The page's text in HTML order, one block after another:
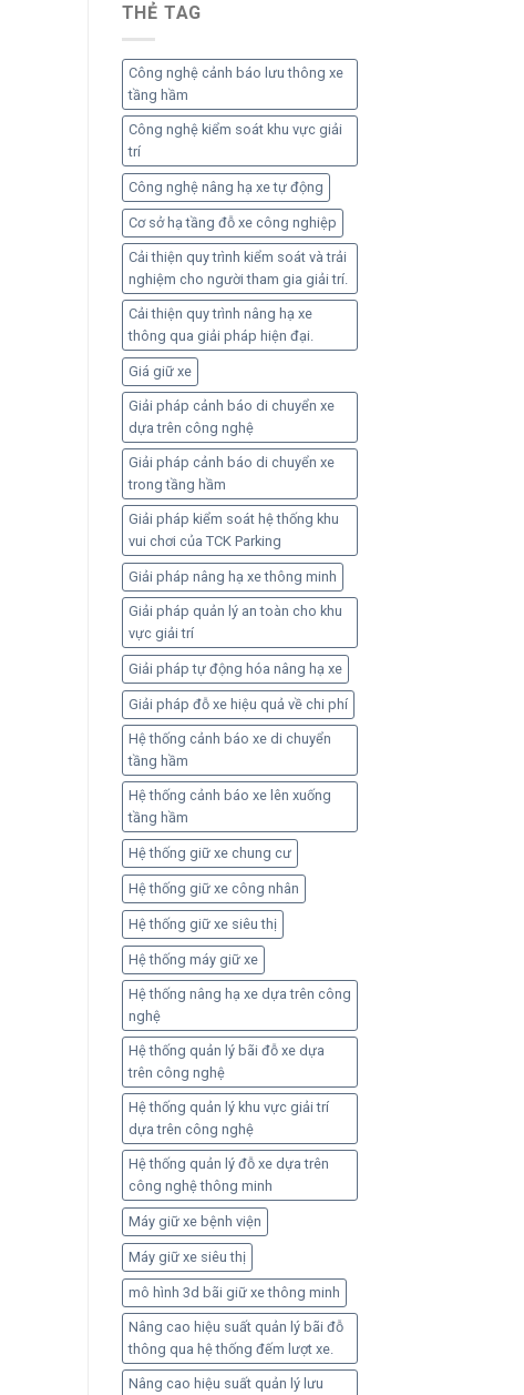
chung
hiệu
quả
toàn
THẺ TAG
Công nghệ cảnh báo lưu thông xe
tầng hầm
Công nghệ kiểm soát khu vực giải
trí
Công nghệ nâng hạ xe tự động
Cơ sở hạ tầng đỗ xe công nghiệp
Cải thiện quy trình kiểm soát và trải
nghiệm cho người tham gia giải trí.
Cải thiện quy trình nâng hạ xe
thông qua giải pháp hiện đại.
Giá giữ xe
Giải pháp cảnh báo di chuyển xe
dựa trên công nghệ
Giải pháp cảnh báo di chuyển xe
trong tầng hầm
Giải pháp kiểm soát hệ thống khu
vui chơi của TCK Parking
Giải pháp nâng hạ xe thông minh
Giải pháp quản lý an toàn cho khu
vực giải trí
Giải pháp tự động hóa nâng hạ xe
Giải pháp đỗ xe hiệu quả về chi phí
Hệ thống cảnh báo xe di chuyển
tầng hầm
Hệ thống cảnh báo xe lên xuống
tầng hầm
Hệ thống giữ xe chung cư
Hệ thống giữ xe công nhân
Hệ thống giữ xe siêu thị
Hệ thống máy giữ xe
Hệ thống nâng hạ xe dựa trên công
nghệ
Hệ thống quản lý bãi đỗ xe dựa
trên công nghệ
Hệ thống quản lý khu vực giải trí
dựa trên công nghệ
Hệ thống quản lý đỗ xe dựa trên
công nghệ thông minh
Máy giữ xe bệnh viện
Máy giữ xe siêu thị
mô hình 3d bãi giữ xe thông minh
Nâng cao hiệu suất quản lý bãi đỗ
thông qua hệ thống đếm lượt xe.
Nâng cao hiệu suất quản lý lưu